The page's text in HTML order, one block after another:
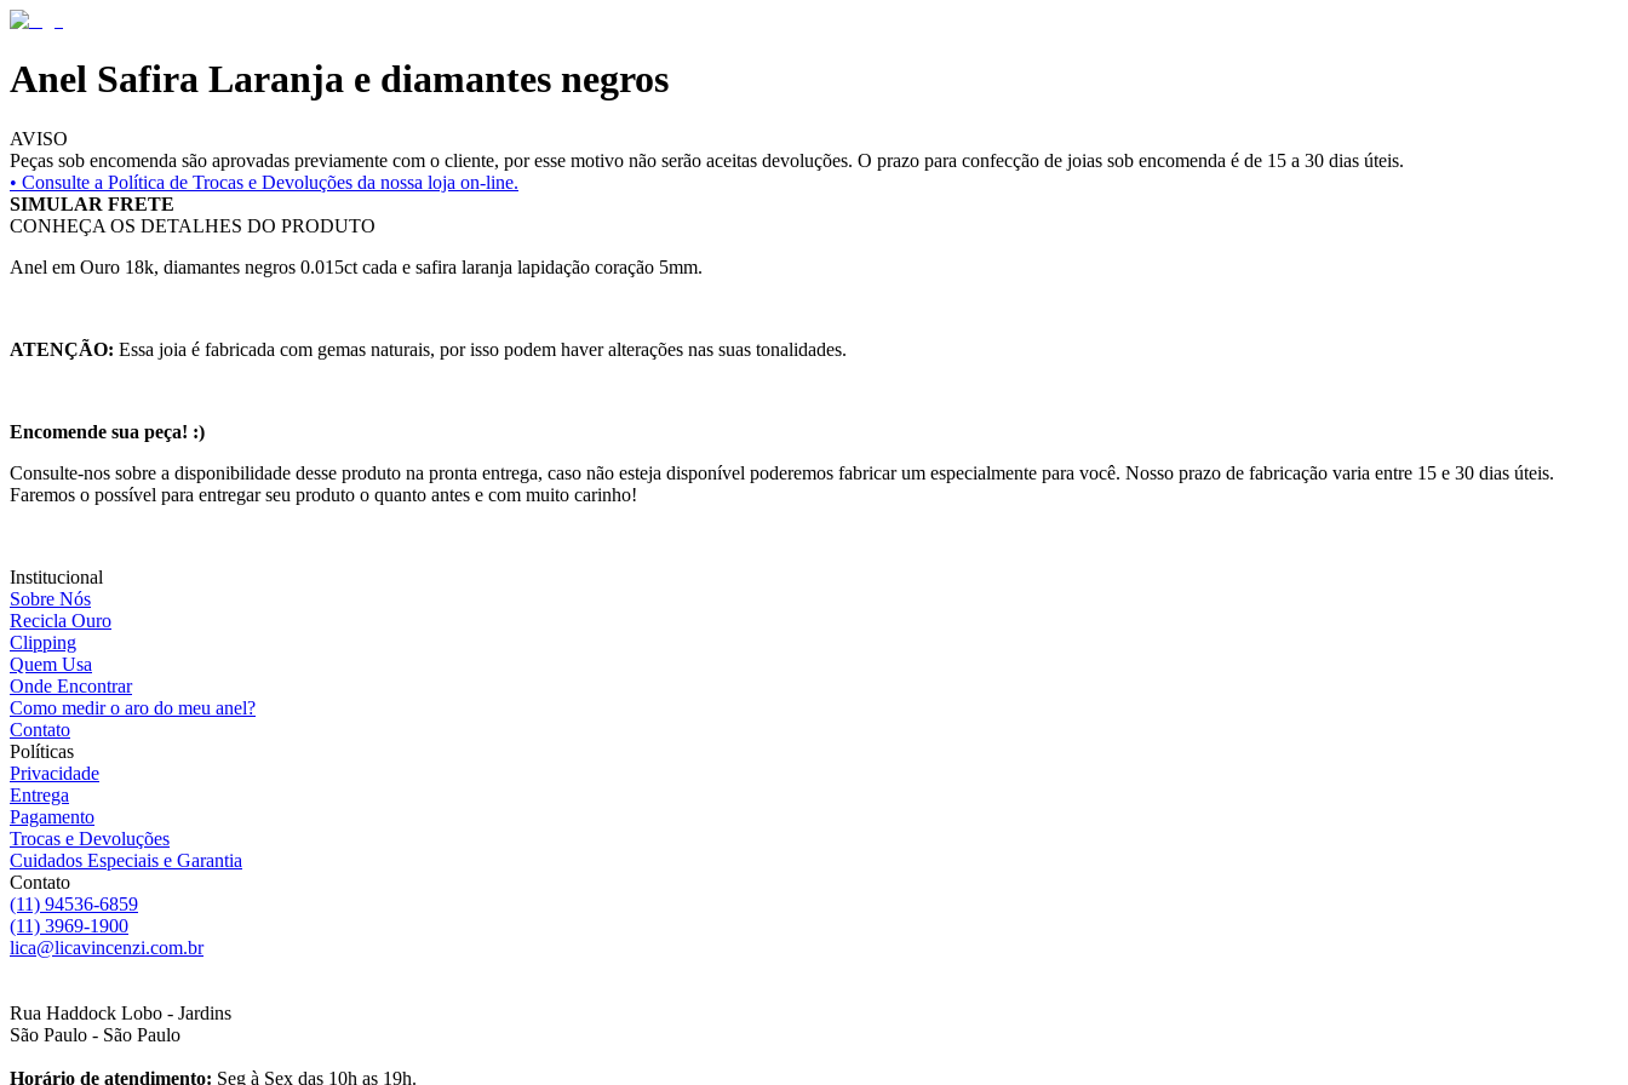
Anel Safira Laranja e diamantes negros
AVISO
Peças sob encomenda são aprovadas previamente com o cliente, por esse motivo não serão aceitas devoluções. O prazo para confecção de joias sob encomenda é de 15 a 30 dias úteis.
• Consulte a Política de Trocas e Devoluções da nossa loja on-line.
SIMULAR FRETE
CONHEÇA OS DETALHES DO PRODUTO
Anel em Ouro 18k, diamantes negros 0.015ct cada e safira laranja lapidação coração 5mm.
ATENÇÃO: Essa joia é fabricada com gemas naturais, por isso podem haver alterações nas suas tonalidades.
Encomende sua peça! :)
Consulte-nos sobre a disponibilidade desse produto na pronta entrega, caso não esteja disponível poderemos fabricar um especialmente para você. Nosso prazo de fabricação varia entre 15 e 30 dias úteis.
Faremos o possível para entregar seu produto o quanto antes e com muito carinho!
Institucional
Sobre Nós
Recicla Ouro
Clipping
Quem Usa
Onde Encontrar
Como medir o aro do meu anel?
Contato
Políticas
Privacidade
Entrega
Pagamento
Trocas e Devoluções
Cuidados Especiais e Garantia
Contato
(11) 94536-6859
(11) 3969-1900
lica@licavincenzi.com.br
Rua Haddock Lobo - Jardins
São Paulo - São Paulo
Horário de atendimento: Seg à Sex das 10h as 19h.